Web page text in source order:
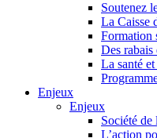
Soutenez
La Caisse
Formation
Des
La santé
Enjeux
Enjeux
Société
L’action